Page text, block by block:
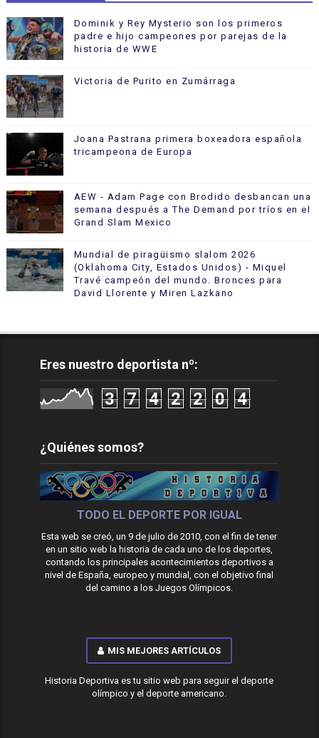
Dominik y Rey Mysterio son los primeros
padre e hijo campeones por parejas de la
historia de WWE
Victoria de Purito en Zumárraga
Joana Pastrana primera boxeadora española
tricampeona de Europa
AEW - Adam Page con Brodido desbancan una
semana después a The Demand por tríos en el
Grand Slam Mexico
Mundial de piragüismo slalom 2026
(Oklahoma City, Estados Unidos) - Miquel
Travé campeón del mundo. Bronces para
David Llorente y Miren Lazkano
Eres nuestro deportista nº:
3 7 4 2 2 0 4
¿Quiénes somos?
TODO EL DEPORTE POR IGUAL
Esta web se creó, un 9 de julio de 2010, con el fin de tener
en un sitio web la historia de cada uno de los deportes,
contando los principales acontecimientos deportivos a
nivel de España, europeo y mundial, con el objetivo final
del camino a los Juegos Olímpicos.
MIS MEJORES ARTÍCULOS
Historia Deportiva es tu sitio web para seguir el deporte
olímpico y el deporte americano.